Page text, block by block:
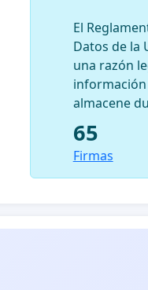
El
Datos de la
una razón
almacene
65
Firmas